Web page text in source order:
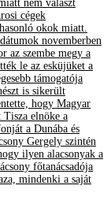
nem választ
cégek
okok miatt.
novemberben
az szembe megy a
le az esküjüket a
támogatója
is sikerült
hogy Magyar
Tisza elnöke a
a Dunába és
Gergely szintén
ilyen alacsonyak a
főtanácsadója
mindenki a saját